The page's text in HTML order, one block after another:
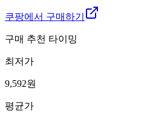
쿠팡에서 구매하기
구매 추천 타이밍
최저가
9,592원
평균가